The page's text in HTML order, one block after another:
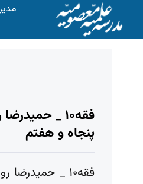
فقه۱۰ _
پنجاه و هفتم
فقه۱۰ _